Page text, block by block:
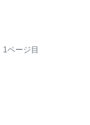
1ページ目